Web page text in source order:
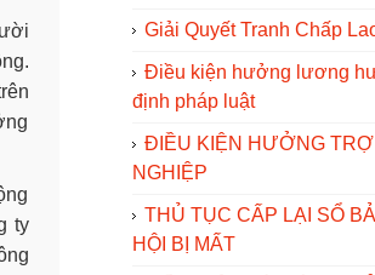
ty
Giải Quyết Tranh Chấp
Điều kiện hưởng lương
định pháp luật
ĐIỀU KIỆN HƯỞNG
NGHIỆP
THỦ TỤC CẤP LẠI SỔ
HỘI BỊ MẤT